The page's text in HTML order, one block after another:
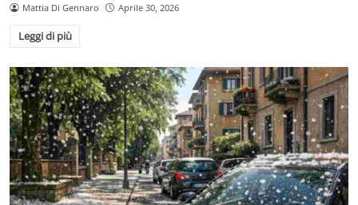
Mattia Di Gennaro Aprile 30, 2026
Leggi di più